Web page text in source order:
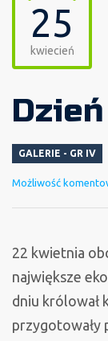
25
kwiecień
GALERIE - GR IV
Możliwość
22 kwietnia
największe
dniu królował
przygotowały